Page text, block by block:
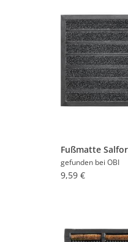
gefunden bei OBI
9,59 €